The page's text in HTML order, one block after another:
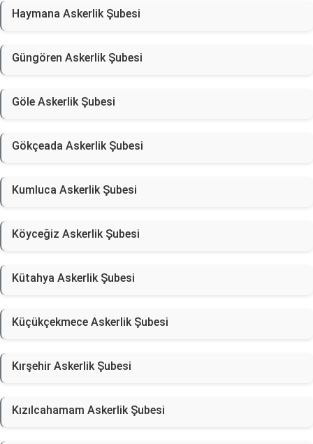
Haymana Askerlik Şubesi
Güngören Askerlik Şubesi
Göle Askerlik Şubesi
Gökçeada Askerlik Şubesi
Kumluca Askerlik Şubesi
Köyceğiz Askerlik Şubesi
Kütahya Askerlik Şubesi
Küçükçekmece Askerlik Şubesi
Kırşehir Askerlik Şubesi
Kızılcahamam Askerlik Şubesi